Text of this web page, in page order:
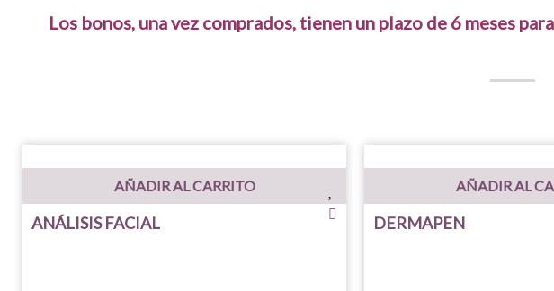
Los bonos, una vez comprados, tienen un plazo de 6 meses
AÑADIR AL CARRITO
ANÁLISIS FACIAL
AÑADIR AL
DERMAPEN